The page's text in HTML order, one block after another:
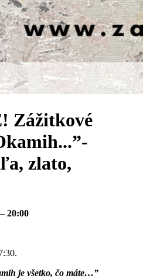
Zážitkové
zlato,
– 20:00
je všetko, čo máte…”